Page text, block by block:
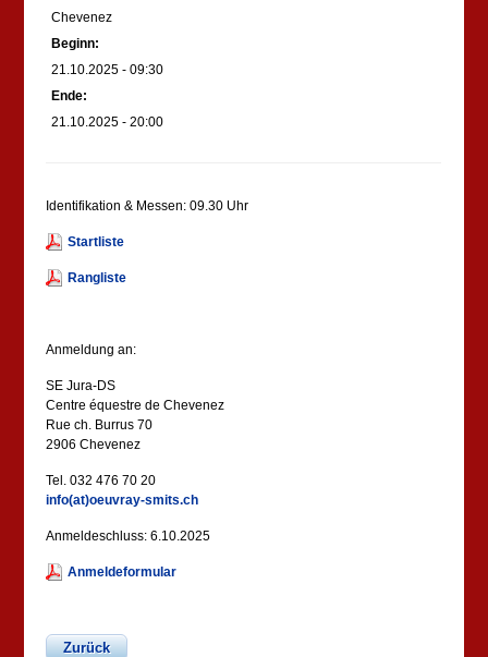
Chevenez
Beginn:
21.10.2025 - 09:30
Ende:
21.10.2025 - 20:00
Identifikation & Messen: 09.30 Uhr
Startliste
Rangliste
Anmeldung an:
SE Jura-DS
Centre équestre de Chevenez
Rue ch. Burrus 70
2906 Chevenez
Tel. 032 476 70 20
info(at)oeuvray-smits.ch
Anmeldeschluss: 6.10.2025
Anmeldeformular
Zurück